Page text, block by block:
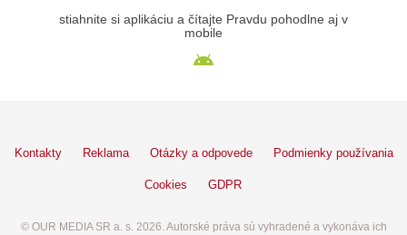
stiahnite si aplikáciu a čítajte Pravdu pohodlne aj v
mobile
Kontakty Reklama Otázky a odpovede Podmienky používania
Cookies GDPR
© OUR MEDIA SR a. s. 2026. Autorské práva sú vyhradené a vykonáva ich